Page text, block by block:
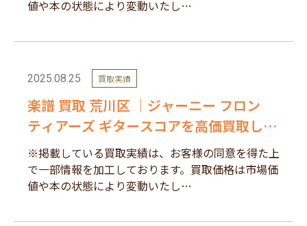
値や本の状態により変動いたし…
2025.08.25 買取実績
楽譜 買取 荒川区 ｜ジャーニー フロン
ティアーズ ギタースコアを高価買取しま
した。
※掲載している買取実績は、お客様の同意を得た上
で一部情報を加工しております。買取価格は市場価
値や本の状態により変動いたし…